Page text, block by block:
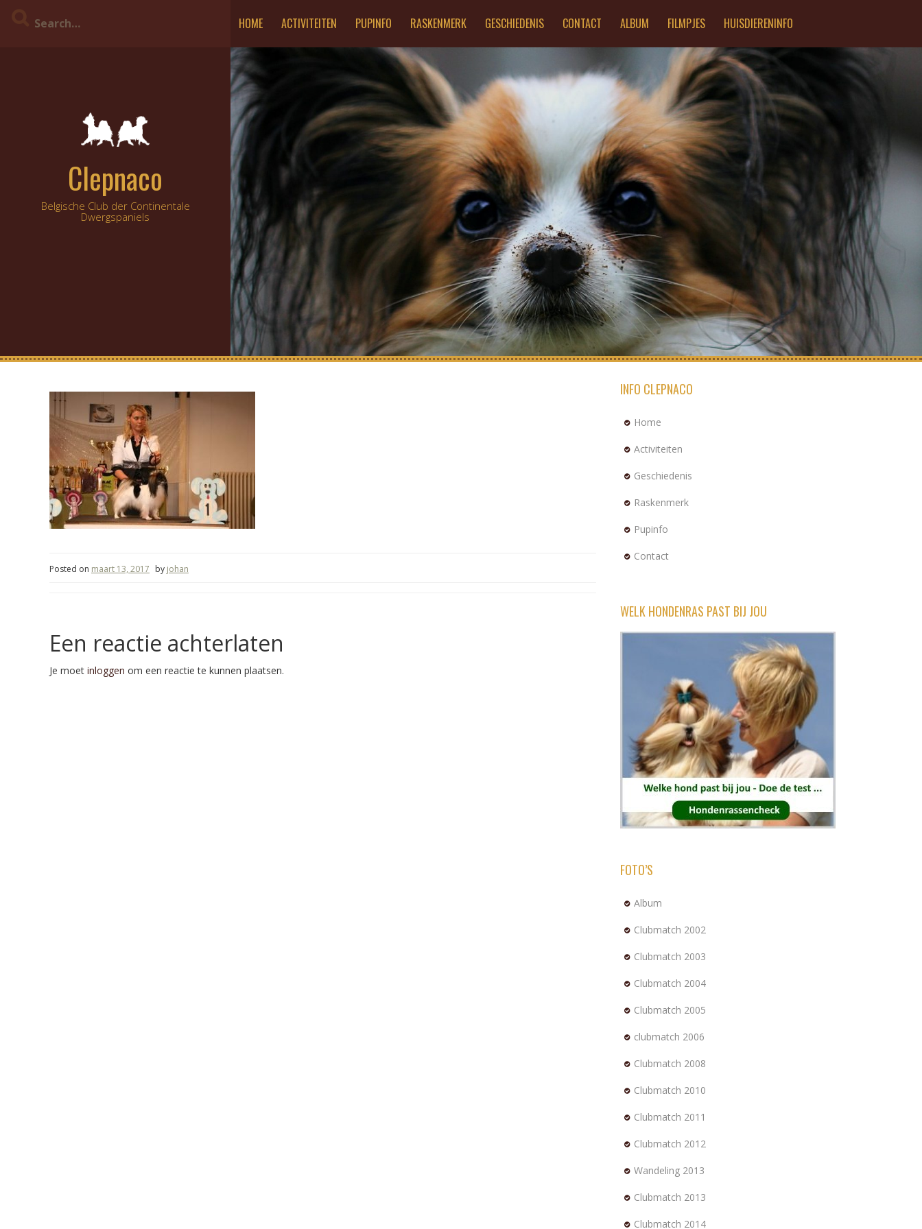
HOME ACTIVITEITEN PUPINFO RASKENMERK GESCHIEDENIS CONTACT ALBUM FILMPJES HUISDIERENINFO
Clepnaco
Belgische Club der Continentale
Dwergspaniels
Posted on maart 13, 2017 by johan
Een reactie achterlaten
Je moet inloggen om een reactie te kunnen plaatsen.
INFO CLEPNACO
Home
Activiteiten
Geschiedenis
Raskenmerk
Pupinfo
Contact
WELK HONDENRAS PAST BIJ JOU
FOTO’S
Album
Clubmatch 2002
Clubmatch 2003
Clubmatch 2004
Clubmatch 2005
clubmatch 2006
Clubmatch 2008
Clubmatch 2010
Clubmatch 2011
Clubmatch 2012
Wandeling 2013
Clubmatch 2013
Clubmatch 2014